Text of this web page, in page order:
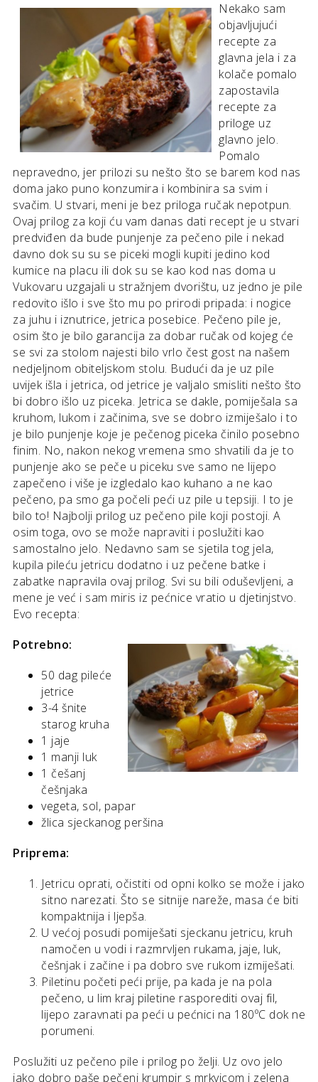
Nekako sam
objavljujući
recepte za
glavna jela i za
kolače pomalo
zapostavila
recepte za
priloge uz
glavno jelo.
Pomalo
nepravedno, jer prilozi su nešto što se barem kod nas
doma jako puno konzumira i kombinira sa svim i
svačim. U stvari, meni je bez priloga ručak nepotpun.
Ovaj prilog za koji ću vam danas dati recept je u stvari
predviđen da bude punjenje za pečeno pile i nekad
davno dok su su se piceki mogli kupiti jedino kod
kumice na placu ili dok su se kao kod nas doma u
Vukovaru uzgajali u stražnjem dvorištu, uz jedno je pile
redovito išlo i sve što mu po prirodi pripada: i nogice
za juhu i iznutrice, jetrica posebice. Pečeno pile je,
osim što je bilo garancija za dobar ručak od kojeg će
se svi za stolom najesti bilo vrlo čest gost na našem
nedjeljnom obiteljskom stolu. Budući da je uz pile
uvijek išla i jetrica, od jetrice je valjalo smisliti nešto što
bi dobro išlo uz piceka. Jetrica se dakle, pomiješala sa
kruhom, lukom i začinima, sve se dobro izmiješalo i to
je bilo punjenje koje je pečenog piceka činilo posebno
finim. No, nakon nekog vremena smo shvatili da je to
punjenje ako se peče u piceku sve samo ne lijepo
zapečeno i više je izgledalo kao kuhano a ne kao
pečeno, pa smo ga počeli peći uz pile u tepsiji. I to je
bilo to! Najbolji prilog uz pečeno pile koji postoji. A
osim toga, ovo se može napraviti i poslužiti kao
samostalno jelo. Nedavno sam se sjetila tog jela,
kupila pileću jetricu dodatno i uz pečene batke i
zabatke napravila ovaj prilog. Svi su bili oduševljeni, a
mene je već i sam miris iz pećnice vratio u djetinjstvo.
Evo recepta:
Potrebno:
50 dag pileće
jetrice
3-4 šnite
starog kruha
1 jaje
1 manji luk
1 češanj
češnjaka
vegeta, sol, papar
žlica sjeckanog peršina
Priprema:
Jetricu oprati, očistiti od opni kolko se može i jako
sitno narezati. Što se sitnije nareže, masa će biti
kompaktnija i ljepša.
U većoj posudi pomiješati sjeckanu jetricu, kruh
namočen u vodi i razmrvljen rukama, jaje, luk,
češnjak i začine i pa dobro sve rukom izmiješati.
Piletinu početi peći prije, pa kada je na pola
pečeno, u lim kraj piletine rasporediti ovaj fil,
lijepo zaravnati pa peći u pećnici na 180ºC dok ne
porumeni.
Poslužiti uz pečeno pile i prilog po želji. Uz ovo jelo
jako dobro paše pečeni krumpir s mrkvicom i zelena